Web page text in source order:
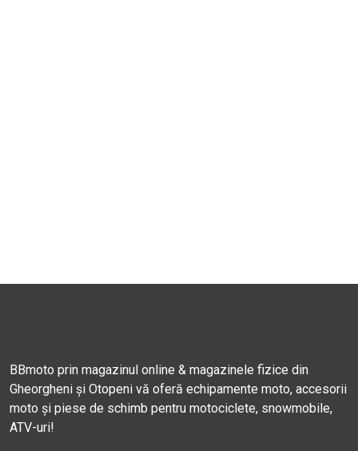
BBmoto prin magazinul online & magazinele fizice din
Gheorgheni și Otopeni vă oferă echipamente moto, accesorii
moto și piese de schimb pentru motociclete, snowmobile,
ATV-uri!